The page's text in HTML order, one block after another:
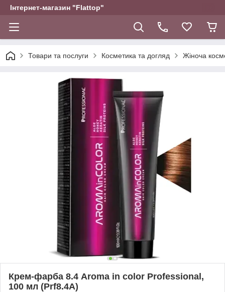
Інтернет-магазин "Flattop"
Товари та послуги Косметика та догляд Жіноча
Крем-фарба 8.4 Aroma in color Professional,
100 мл (Prf8.4A)